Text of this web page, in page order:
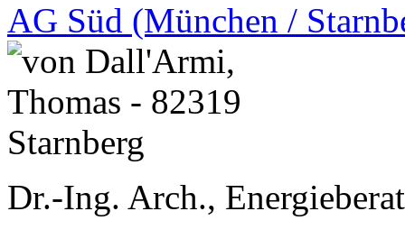
AG Süd (München /
Dr.-Ing. Arch.,